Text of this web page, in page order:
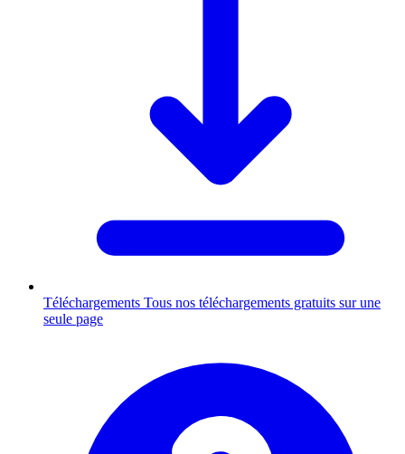
Téléchargements Tous nos téléchargements gratuits sur une
seule page